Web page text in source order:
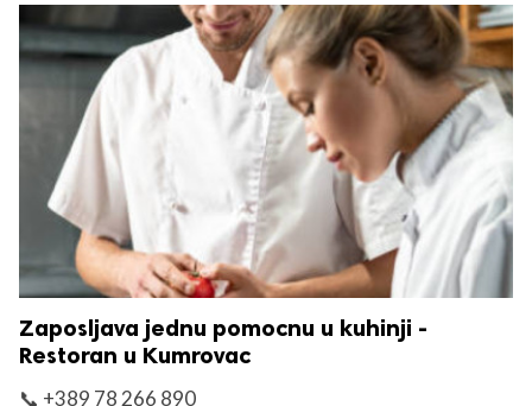
Zaposljava jednu pomocnu u kuhinji -
Restoran u Kumrovac
📞 +389 78 266 890